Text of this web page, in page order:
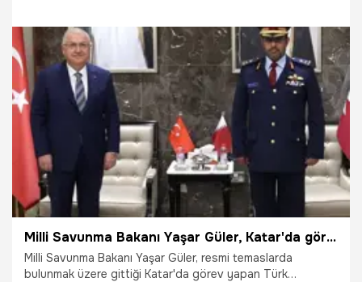
pistli bir gemiden bir SİHA'nın iniş ve kalkış yapmayı
başarması ne anlama geliyor ve neden önemli? İşte
konunun ayrıntıları...
20.11.2024 Gündem
Milli Savunma Bakanı Yaşar Güler, Katar'da görev yapan Türk askerlerini ziyaret etti
Milli Savunma Bakanı Yaşar Güler, resmi temaslarda
bulunmak üzere gittiği Katar'da görev yapan Türk